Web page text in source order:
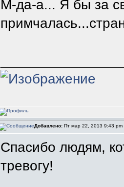
М-да-а... Я бы за
Добавлено: Пт мар 22, 2013 9:43 pm
Спасибо людям,
тревогу!